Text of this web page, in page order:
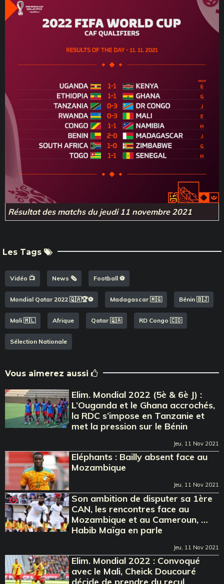
Résultat des matchs du jeudi 11 novembre 2021
Les Tags
Vidéo 📺 News 🗞️ Football ⚽️
Mondial Qatar 2022 🇶🇦🏆⚽️ Madagascar 🇲🇬 Bénin 🇧🇯
Mali 🇲🇱 Afrique Qatar 🇶🇦 RD Congo 🇨🇩
Sélection Nationale
Vous aimerez aussi
Elim. Mondial 2022 (5è & 6è J) :
L’Ouganda et le Ghana accrochés,
la RDC s’impose en Tanzanie et
met la pression sur le Bénin
Jeu, 11 Nov 2021
Eléphants : Bailly absent face au
Mozambique
Jeu, 11 Nov 2021
Son ambition de disputer sa 1ère
CAN, les rencontres face au
Mozambique et au Cameroun, …
Habib Maïga en parle
Jeu, 11 Nov 2021
Elim. Mondial 2022 : Convoqué
avec le Mali, Cheick Doucouré
décide de prendre du recul